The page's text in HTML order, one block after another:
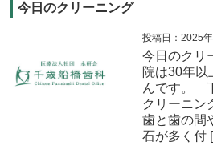
今日のクリーニング
投稿日：2025
今日のクリ
院は30年以
んです。
クリーニン
歯と歯の間
石が多く付